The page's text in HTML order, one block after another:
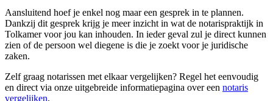
Aansluitend hoef je enkel nog maar een gesprek in te plannen.
Dankzij dit gesprek krijg je meer inzicht in wat de notarispraktijk in
Tolkamer voor jou kan inhouden. In ieder geval zul je direct kunnen
zien of de persoon wel diegene is die je zoekt voor je juridische
zaken.
Zelf graag notarissen met elkaar vergelijken? Regel het eenvoudig
en direct via onze uitgebreide informatiepagina over een notaris
vergelijken.